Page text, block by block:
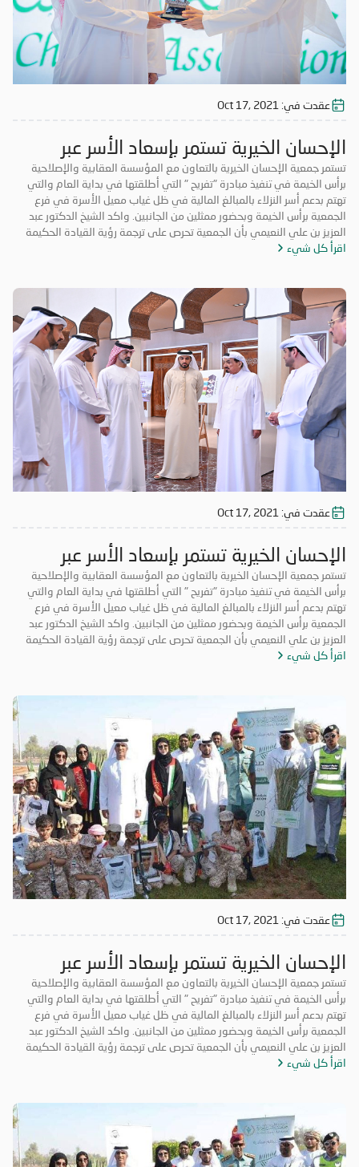
عقدت في: Oct 17, 2021
الإحسان الخيرية تستمر بإسعاد الأسر عبر
مبادرة تفريج
تستمر جمعية الإحسان الخيرية بالتعاون مع المؤسسة العقابية والإصلاحية
برأس الخيمة في تنفيذ مبادرة "تفريح " التي أطلقتها في بداية العام والتي
تهتم بدعم أسر النزلاء بالمبالغ المالية في ظل غياب معيل الأسرة في فرع
الجمعية برأس الخيمة وبحضور ممثلين من الجانبين. واكد الشيخ الدكتور عبد
العزيز بن علي النعيمي بأن الجمعية تحرص على ترجمة رؤية القيادة الحكيمة
وإيماناً بالدور المحوري تجاه المسؤولية المجتمعية في مجال العمل الخيري
ومنحهم فرصة لضمان حياة كريمة لهم، وذلك بهدف إعادة الأستقرار الأسري
وإدخال السرور إلى نفوسهم. مشيراً إلى أن مبادرة " تفريح " تعتبر رؤية إنسانية
تنظر جمعية الإحسان الخيرية من خلالها إلى هذه الأسر لمساعدتهم ولفتح
نافذة أمل جديدة لهم وليساهموا في خدمة مجتمعم. وتوجه الشيخ الدكتور
عبد العزيز ين علي النعيمي بالشكر إلى أصحاب الأيادي البيضاء من المحسنين
الذين بادروا وأسهموا في مبادرة"تفريح" لإدخال الفرحة على أسر النزلاء
وتفريج الكربه عنهم
اقرأ كل شيء
عقدت في: Oct 17, 2021
الإحسان الخيرية تستمر بإسعاد الأسر عبر
مبادرة تفريج
تستمر جمعية الإحسان الخيرية بالتعاون مع المؤسسة العقابية والإصلاحية
برأس الخيمة في تنفيذ مبادرة "تفريح " التي أطلقتها في بداية العام والتي
تهتم بدعم أسر النزلاء بالمبالغ المالية في ظل غياب معيل الأسرة في فرع
الجمعية برأس الخيمة وبحضور ممثلين من الجانبين. واكد الشيخ الدكتور عبد
العزيز بن علي النعيمي بأن الجمعية تحرص على ترجمة رؤية القيادة الحكيمة
وإيماناً بالدور المحوري تجاه المسؤولية المجتمعية في مجال العمل الخيري
وإدخال السرور إلى نفوسهم. مشيراً إلى أن مبادرة " تفريح " تعتبر رؤية إنسانية
تنظر جمعية الإحسان الخيرية من خلالها إلى هذه الأسر لمساعدتهم ولفتح
نافذة أمل جديدة لهم وليساهموا في خدمة مجتمعم. وتوجه الشيخ الدكتور
عبد العزيز ين علي النعيمي بالشكر إلى أصحاب الأيادي البيضاء من المحسنين
الذين بادروا وأسهموا في مبادرة"تفريح" لإدخال الفرحة على أسر النزلاء
وتفريج الكربه عنهم
اقرأ كل شيء
عقدت في: Oct 17, 2021
الإحسان الخيرية تستمر بإسعاد الأسر عبر
مبادرة تفريج
تستمر جمعية الإحسان الخيرية بالتعاون مع المؤسسة العقابية والإصلاحية
برأس الخيمة في تنفيذ مبادرة "تفريح " التي أطلقتها في بداية العام والتي
تهتم بدعم أسر النزلاء بالمبالغ المالية في ظل غياب معيل الأسرة في فرع
الجمعية برأس الخيمة وبحضور ممثلين من الجانبين. واكد الشيخ الدكتور عبد
العزيز بن علي النعيمي بأن الجمعية تحرص على ترجمة رؤية القيادة الحكيمة
وإيماناً بالدور المحوري تجاه المسؤولية المجتمعية في مجال العمل الخيري
وإدخال السرور إلى نفوسهم. مشيراً إلى أن مبادرة " تفريح " تعتبر رؤية إنسانية
تنظر جمعية الإحسان الخيرية من خلالها إلى هذه الأسر لمساعدتهم ولفتح
نافذة أمل جديدة لهم وليساهموا في خدمة مجتمعم. وتوجه الشيخ الدكتور
اقرأ كل شيء